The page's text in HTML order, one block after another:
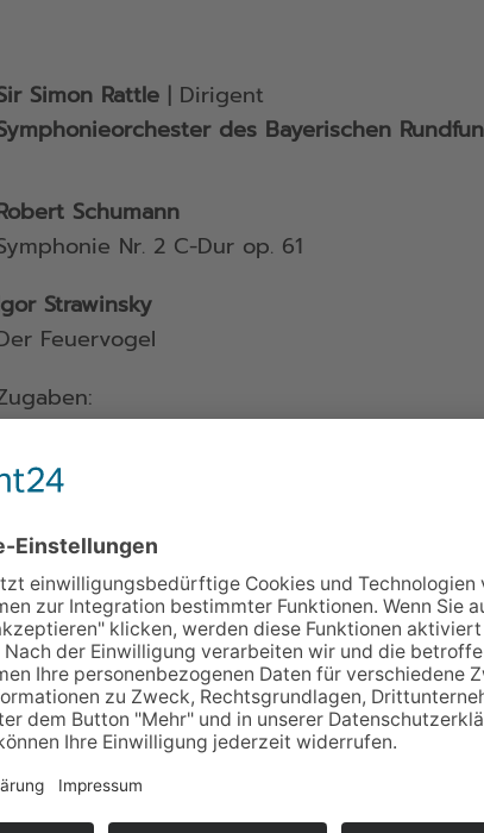
Simon Rattle | Dirigent
des Bayerischen
Schumann
Nr. 2 C-Dur op. 61
Strawinsky
Feuervogel
Pelléas et Mélisande: La Fileuse
TICKETS KAUFEN
pur
ist brillanter? Der umtriebige Simon
Ferrari unter den deutschen Radio-
zu sagen. Umso schöner, dass sie
versprüht der Brite seine